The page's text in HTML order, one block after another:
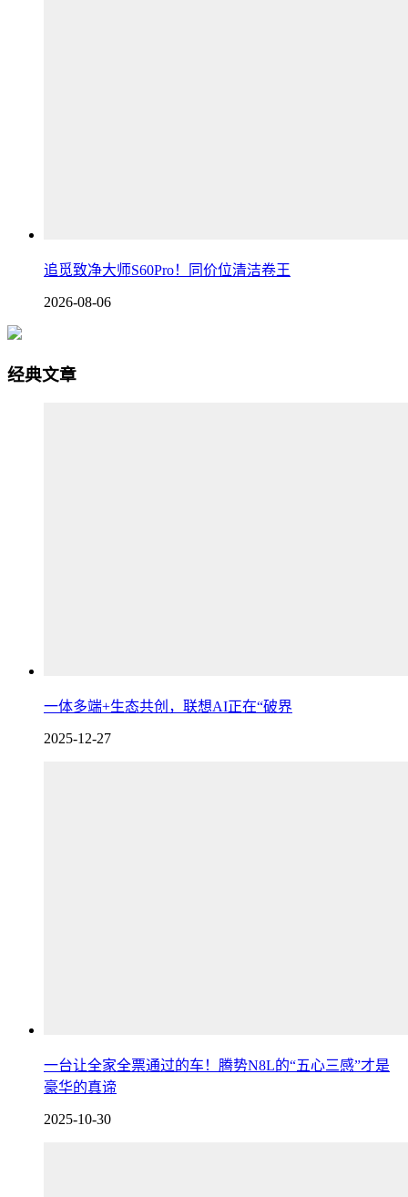
追觅致净大师S60Pro！同价位清洁卷王
2026-08-06
经典文章
一体多端+生态共创，联想AI正在“破界
2025-12-27
一台让全家全票通过的车！腾势N8L的“五心三感”才是
豪华的真谛
2025-10-30